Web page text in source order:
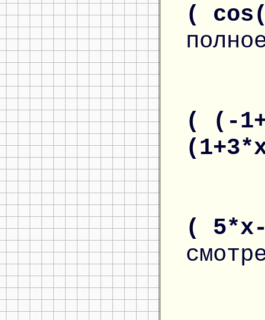
(
( (-
(